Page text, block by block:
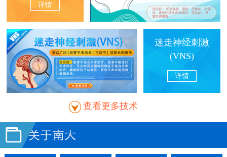
详情
迷走神经刺激
(VNS)
详情
查看更多技术